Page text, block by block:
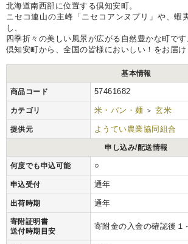
北海道南西部に位置する倶知安町。
ニセコ連山の主峰「ニセコアンヌプリ」や、蝦
し、
四季折々の美しい風景が広がる自然豊かな町です
倶知安町から、全国の皆様においしい！をお届け
基本情報
商品コード 57461682
カテゴリ 米・パン・麺 > 玄米
提供元 ようてい農業協同組合
申し込み/配送情報
何度でも申込可能 ○
申込受付 通年
出荷時期 通年
寄附証明書
送付時期目安
寄附金の入金の確認後１